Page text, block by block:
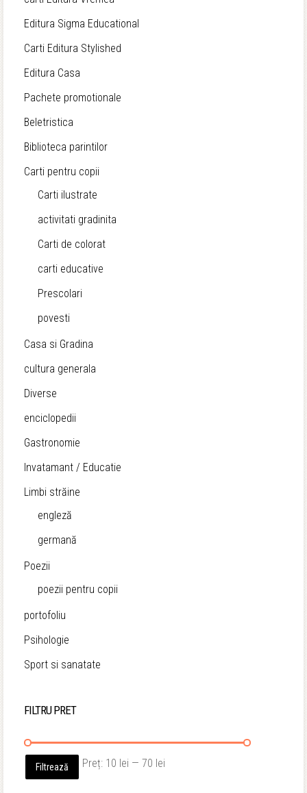
Editura Sigma Educational
Carti Editura Stylished
Editura Casa
Pachete promotionale
Beletristica
Biblioteca parintilor
Carti pentru copii
Carti ilustrate
activitati gradinita
Carti de colorat
carti educative
Prescolari
povesti
Casa si Gradina
cultura generala
Diverse
enciclopedii
Gastronomie
Invatamant / Educatie
Limbi străine
engleză
germană
Poezii
poezii pentru copii
portofoliu
Psihologie
Sport si sanatate
FILTRU PRET
Preț
Preț
Filtrează Preț: 10 lei — 70 lei